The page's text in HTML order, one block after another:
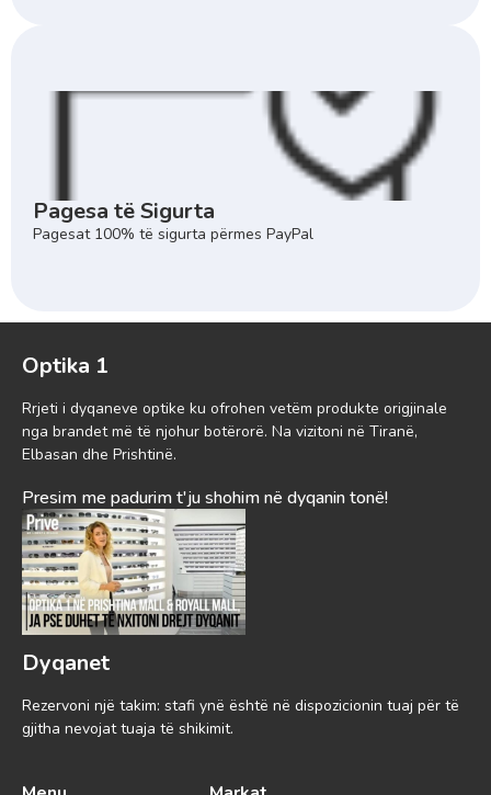
Pagesa të Sigurta
Pagesat 100% të sigurta përmes PayPal
Optika 1
Rrjeti i dyqaneve optike ku ofrohen vetëm produkte origjinale
nga brandet më të njohur botërorë. Na vizitoni në Tiranë,
Elbasan dhe Prishtinë.
Presim me padurim t'ju shohim në dyqanin tonë!
Dyqanet
Rezervoni një takim: stafi ynë është në dispozicionin tuaj për të
gjitha nevojat tuaja të shikimit.